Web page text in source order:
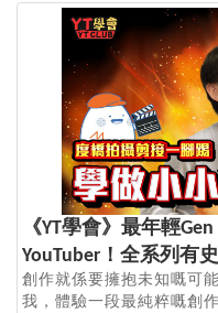
《YT學會》最年輕
YouTuber！全系列有
創作就係要擁抱未知嘅可
我，體驗一段最純粹嘅創